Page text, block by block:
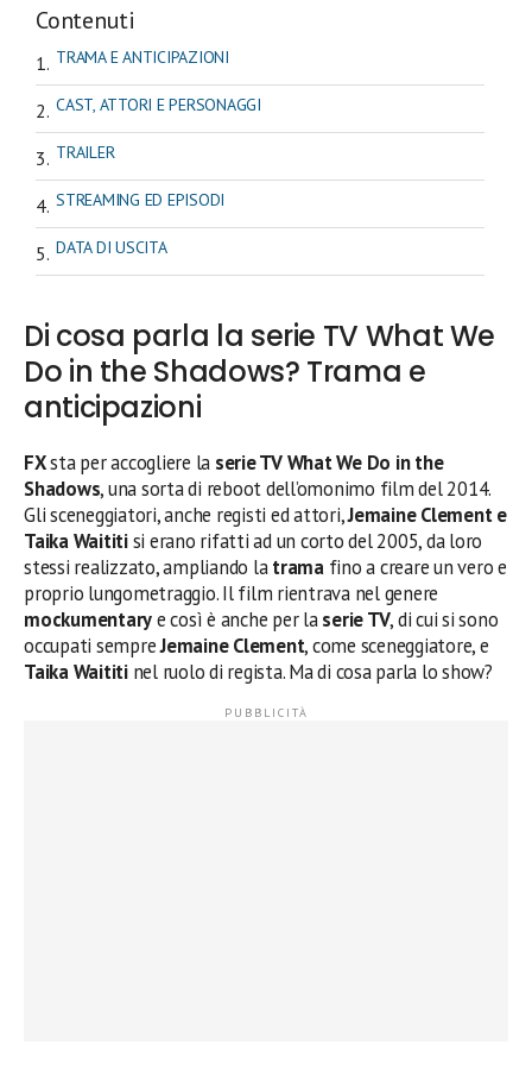
Contenuti
TRAMA E ANTICIPAZIONI
CAST, ATTORI E PERSONAGGI
TRAILER
STREAMING ED EPISODI
DATA DI USCITA
Di cosa parla la serie TV What We
Do in the Shadows? Trama e
anticipazioni
FXsta per accogliere la serie TV What We Do in the
Shadows, una sorta di reboot dell’omonimo film del 2014.
Gli sceneggiatori, anche registi ed attori,Jemaine Clement e
Taika Waititisi erano rifatti ad un corto del 2005, da loro
stessi realizzato, ampliando latramafino a creare un vero e
proprio lungometraggio. Il film rientrava nel genere
mockumentarye così è anche per laserie TV, di cui si sono
occupati sempreJemaine Clement, come sceneggiatore, e
Taika Waititinel ruolo di regista. Ma di cosa parla lo show?